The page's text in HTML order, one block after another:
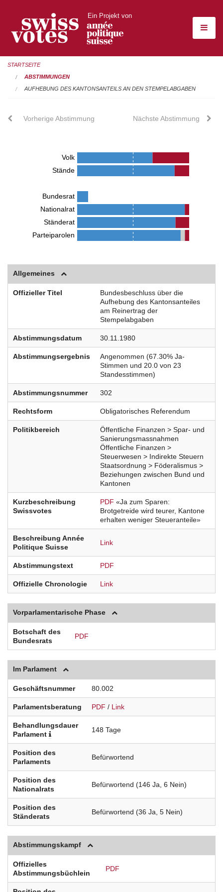
Ein Projekt von
STARTSEITE
ABSTIMMUNGEN
AUFHEBUNG DES KANTONSANTEILS AN DEN STEMPELABGABEN
Vorherige Abstimmung Nächste Abstimmung
Volk
Stände
Bundesrat
Nationalrat
Ständerat
Parteiparolen
Allgemeines
Offizieller Titel
Bundesbeschluss über die
Aufhebung des Kantonsanteiles
am Reinertrag der
Stempelabgaben
Abstimmungsdatum 30.11.1980
Abstimmungsergebnis
Angenommen (67.30% Ja-
Stimmen und 20.0 von 23
Standesstimmen)
Abstimmungsnummer 302
Rechtsform Obligatorisches Referendum
Politikbereich
Öffentliche Finanzen > Spar- und
Sanierungsmassnahmen
Öffentliche Finanzen >
Steuerwesen > Indirekte Steuern
Staatsordnung > Föderalismus >
Beziehungen zwischen Bund und
Kantonen
Kurzbeschreibung
Swissvotes
PDF «Ja zum Sparen:
Brotgetreide wird teurer, Kantone
erhalten weniger Steueranteile»
Beschreibung Année
Politique Suisse
Link
Abstimmungstext PDF
Offizielle Chronologie Link
Vorparlamentarische Phase
Botschaft des
Bundesrats
PDF
Im Parlament
Geschäftsnummer 80.002
Parlamentsberatung PDF / Link
Behandlungsdauer
Parlament
148 Tage
Position des
Parlaments
Befürwortend
Position des
Nationalrats
Befürwortend (146 Ja, 6 Nein)
Position des
Ständerats
Befürwortend (36 Ja, 5 Nein)
Abstimmungskampf
Offizielles
Abstimmungsbüchlein
PDF